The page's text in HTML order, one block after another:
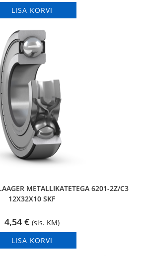
LISA KORVI
METALLIKATETEGA 6201-2Z/C3
12X32X10 SKF
4,54 € (sis. KM)
LISA KORVI